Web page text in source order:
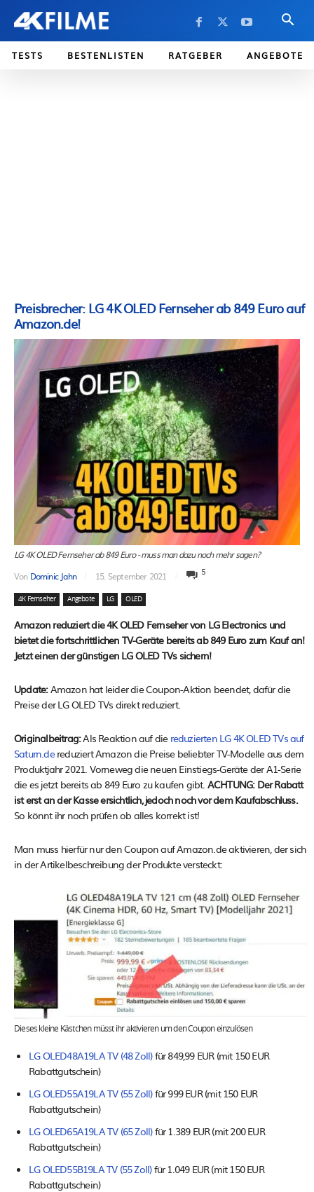
TESTS BESTENLISTEN RATGEBER ANGEBOTE
Preisbrecher: LG 4K OLED Fernseher ab 849 Euro auf
Amazon.de!
LG 4K OLED Fernseher ab 849 Euro - muss man dazu noch mehr sagen?
Von Dominic Jahn 15. September 2021 5
4K Fernseher Angebote LG OLED
Amazon reduziert die 4K OLED Fernseher von LG Electronics und
bietet die fortschrittlichen TV-Geräte bereits ab 849 Euro zum Kauf an!
Jetzt einen der günstigen LG OLED TVs sichern!
Update:Amazon hat leider die Coupon-Aktion beendet, dafür die
Preise der LG OLED TVs direkt reduziert.
Originalbeitrag:Als Reaktion auf die reduzierten LG 4K OLED TVs auf
Saturn.dereduziert Amazon die Preise beliebter TV-Modelle aus dem
Produktjahr 2021. Vorneweg die neuen Einstiegs-Geräte der A1-Serie
die es jetzt bereits ab 849 Euro zu kaufen gibt. ACHTUNG: Der Rabatt
ist erst an der Kasse ersichtlich, jedoch noch vor dem Kaufabschluss.
So könnt ihr noch prüfen ob alles korrekt ist!
Man muss hierfür nur den Coupon auf Amazon.de aktivieren, der sich
in der Artikelbeschreibung der Produkte versteckt:
Dieses kleine Kästchen müsst ihr aktivieren um den Coupon einzulösen
LG OLED48A19LA TV (48 Zoll)für 849,99 EUR (mit 150 EUR
Rabattgutschein)
LG OLED55A19LA TV (55 Zoll)für 999 EUR (mit 150 EUR
Rabattgutschein)
LG OLED65A19LA TV (65 Zoll)für 1.389 EUR (mit 200 EUR
Rabattgutschein)
LG OLED55B19LA TV (55 Zoll)für 1.049 EUR (mit 150 EUR
Rabattgutschein)